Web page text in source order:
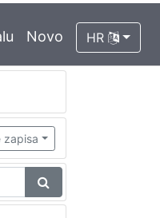
Novo HR
zapisa